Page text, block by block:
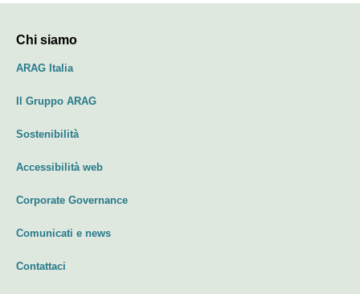
Chi siamo
ARAG Italia
Il Gruppo ARAG
Sostenibilità
Accessibilità web
Corporate Governance
Comunicati e news
Contattaci